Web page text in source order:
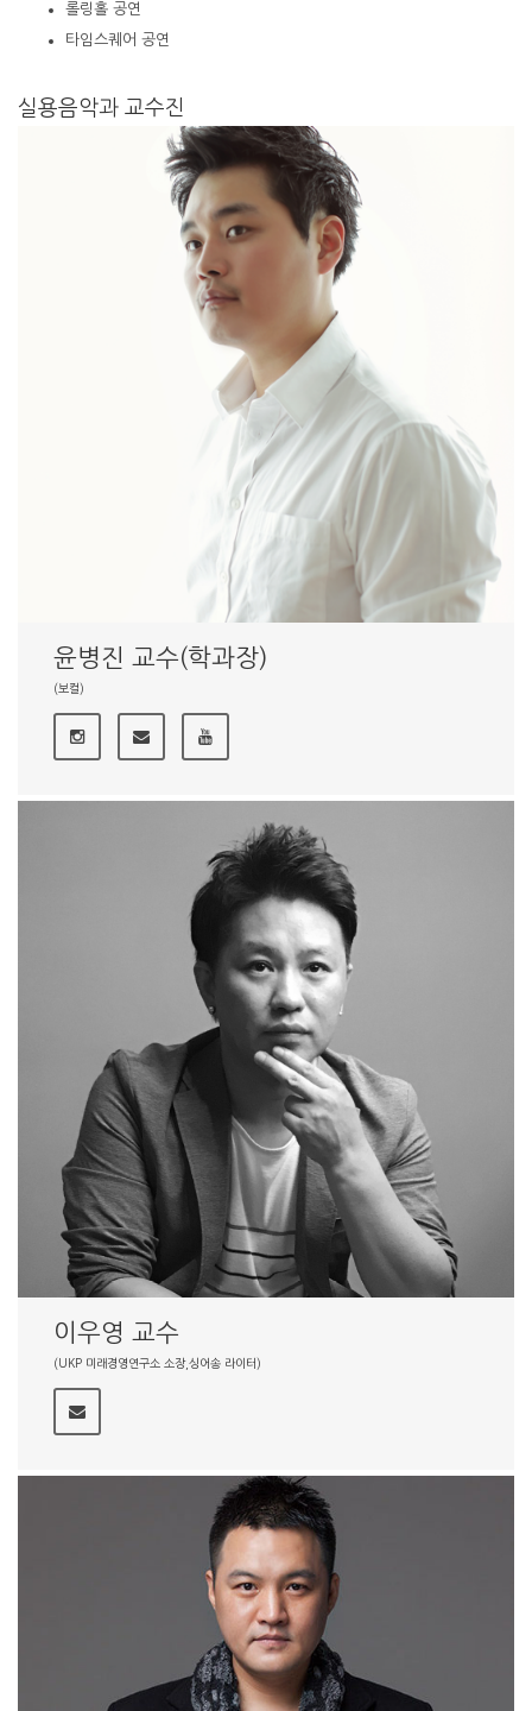
롤링홀 공연
타임스퀘어 공연
실용음악과 교수진
윤병진 교수(학과장)
(보컬)
이우영 교수
(UKP 미래경영연구소 소장,싱어송 라이터)